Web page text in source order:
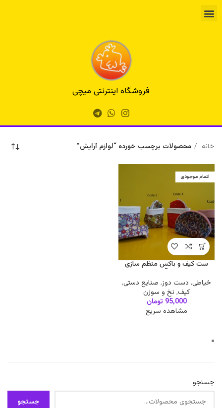
فروشگاه اینترنتی میچی
جستجو
جستجو
خانه محصولات برچسب خورده “لوازم آرایش”
اتمام موجودی
ست کیف و باکس منظم سازی
لوازم آرایش
خیاطی, دست دوز, صنایع دستی,
کیف, نخ و سوزن
95,000 تومان
مشاهده سریع